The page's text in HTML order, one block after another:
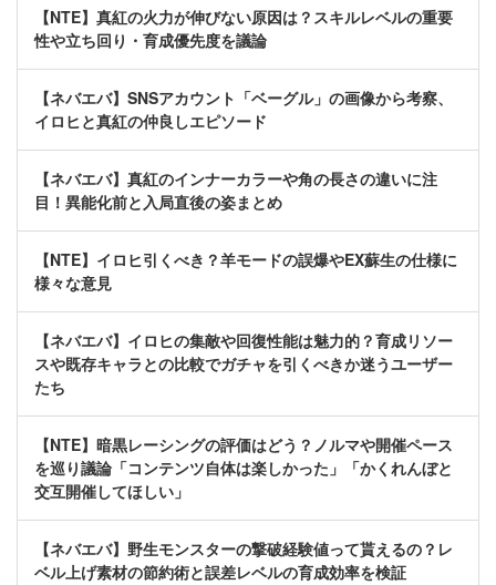
【NTE】真紅の火力が伸びない原因は？スキルレベルの重要
性や立ち回り・育成優先度を議論
【ネバエバ】SNSアカウント「ベーグル」の画像から考察、
イロヒと真紅の仲良しエピソード
【ネバエバ】真紅のインナーカラーや角の長さの違いに注
目！異能化前と入局直後の姿まとめ
【NTE】イロヒ引くべき？羊モードの誤爆やEX蘇生の仕様に
様々な意見
【ネバエバ】イロヒの集敵や回復性能は魅力的？育成リソー
スや既存キャラとの比較でガチャを引くべきか迷うユーザー
たち
【NTE】暗黒レーシングの評価はどう？ノルマや開催ペース
を巡り議論「コンテンツ自体は楽しかった」「かくれんぼと
交互開催してほしい」
【ネバエバ】野生モンスターの撃破経験値って貰えるの？レ
ベル上げ素材の節約術と誤差レベルの育成効率を検証